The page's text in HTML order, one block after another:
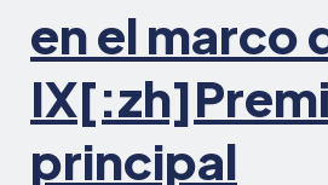
en el marco
principal